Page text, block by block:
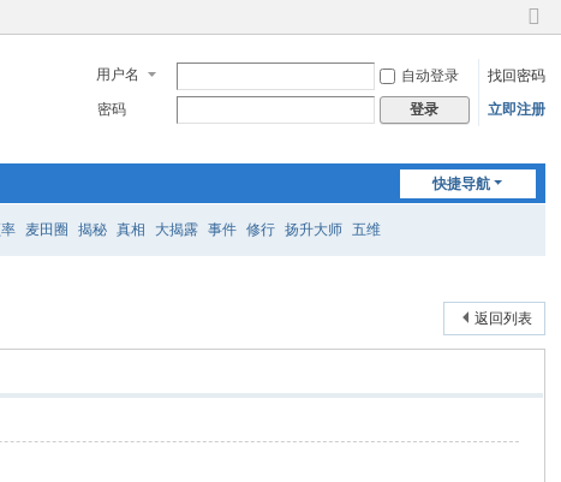
切
到
窄
用户名 自动登录
找回密码
密码
登录 立即注册
快捷导航
麦田圈 揭秘 真相 大揭露 事件 修行 扬升大师 五维
返回列表